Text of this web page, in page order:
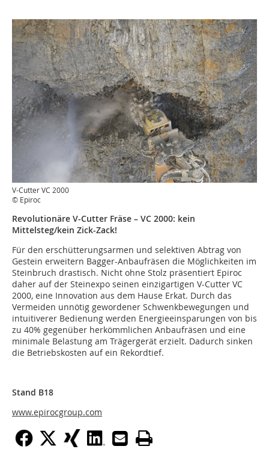
V-Cutter VC 2000
© Epiroc
Revolutionäre V-Cutter Fräse – VC 2000: kein
Mittelsteg/kein Zick-Zack!
Für den erschütterungsarmen und selektiven Abtrag von
Gestein erweitern Bagger-Anbaufräsen die Möglichkeiten im
Steinbruch drastisch. Nicht ohne Stolz präsentiert Epiroc
daher auf der Steinexpo seinen einzigartigen V-Cutter VC
2000, eine Innovation aus dem Hause Erkat. Durch das
Vermeiden unnötig gewordener Schwenkbewegungen und
intuitiverer Bedienung werden Energieeinsparungen von bis
zu 40% gegenüber herkömmlichen Anbaufräsen und eine
minimale Belastung am Trägergerät erzielt. Dadurch sinken
die Betriebskosten auf ein Rekordtief.
Stand B18
www.epirocgroup.com